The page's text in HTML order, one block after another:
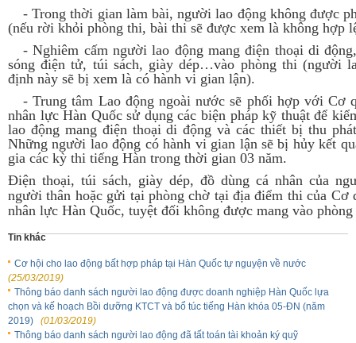
-Trong thời gian làm bài, người lao động không được
(nếu rời khỏi phòng thi, bài thi sẽ được xem là không hợp
-Nghiêm cấm người lao động mang điện thoại di
sóng điện tử, túi sách, giày dép…vào phòng thi (người
định này sẽ bị xem là có hành vi gian lận).
-Trung tâm Lao động ngoài nước sẽ phối hợp với Cơ
nhân lực Hàn Quốc sử dụng các biện pháp kỹ thuật để
lao động mang điện thoại di động và các thiết bị thu
Những người lao động có hành vi gian lận sẽ bị hủy kết
gia các kỳ thi tiếng Hàn trong thời gian 03 năm.
Điện thoại, túi sách, giày dép, đồ dùng cá nhân của
người thân hoặc gửi tại phòng chờ tại địa điểm thi của Cơ
nhân lực Hàn Quốc, tuyệt đối không được mang vào
Tin khác
Cơ hội cho lao động bất hợp pháp tại Hàn Quốc tự nguyện về nước
(25/03/2019)
Thông báo danh sách người lao động được doanh nghiệp Hàn Quốc lựa
chọn và kế hoạch Bồi dưỡng KTCT và bổ túc tiếng Hàn khóa 05-ĐN (năm
2019)
(01/03/2019)
Thông báo danh sách người lao động đã tất toán tài khoản ký quỹ